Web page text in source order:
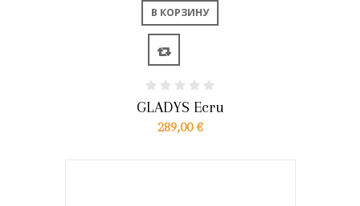
В КОРЗИНУ
GLADYS Ecru
289,00 €